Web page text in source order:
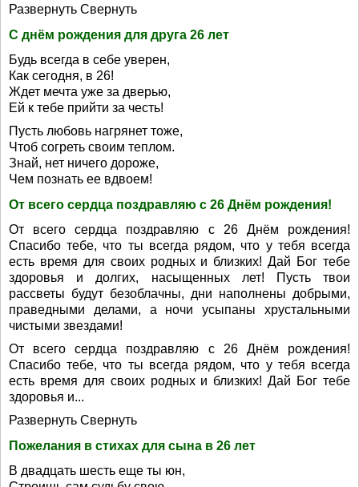
Развернуть Свернуть
С днём рождения для друга 26 лет
Будь всегда в себе уверен,
Как сегодня, в 26!
Ждет мечта уже за дверью,
Ей к тебе прийти за честь!
Пусть любовь нагрянет тоже,
Чтоб согреть своим теплом.
Знай, нет ничего дороже,
Чем познать ее вдвоем!
От всего сердца поздравляю с 26 Днём рождения!
От всего сердца поздравляю с 26 Днём рождения!
Спасибо тебе, что ты всегда рядом, что у тебя всегда
есть время для своих родных и близких! Дай Бог тебе
здоровья и долгих, насыщенных лет! Пусть твои
рассветы будут безоблачны, дни наполнены добрыми,
праведными делами, а ночи усыпаны хрустальными
чистыми звездами!
От всего сердца поздравляю с 26 Днём рождения!
Спасибо тебе, что ты всегда рядом, что у тебя всегда
есть время для своих родных и близких! Дай Бог тебе
здоровья и...
Развернуть Свернуть
Пожелания в стихах для сына в 26 лет
В двадцать шесть еще ты юн,